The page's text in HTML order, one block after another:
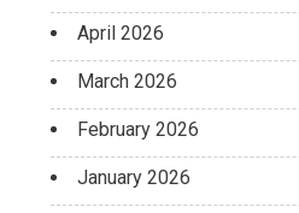
April 2026
March 2026
February 2026
January 2026